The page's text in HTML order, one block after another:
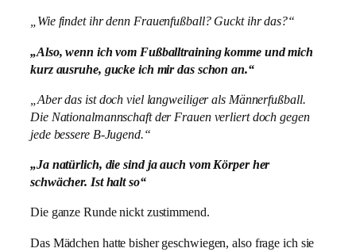
„Wie findet ihr denn Frauenfußball? Guckt ihr das?“
„Also, wenn ich vom Fußballtraining komme und mich
kurz ausruhe, gucke ich mir das schon an.“
„Aber das ist doch viel langweiliger als Männerfußball.
Die Nationalmannschaft der Frauen verliert doch gegen
jede bessere B-Jugend.“
„Ja natürlich, die sind ja auch vom Körper her
schwächer. Ist halt so“
Die ganze Runde nickt zustimmend.
Das Mädchen hatte bisher geschwiegen, also frage ich sie